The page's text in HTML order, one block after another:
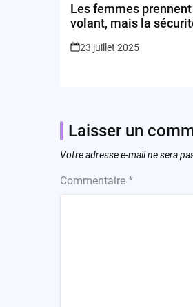
Les femmes
volant, mais la
23 juillet 2025
Laisser un
Votre adresse e-mail ne sera
Commentaire *